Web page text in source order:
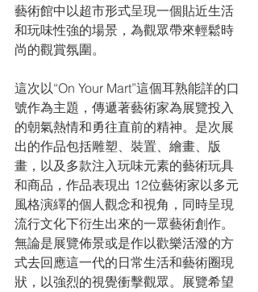
藝術館中以超市形式呈現一個貼近生活
和玩味性強的場景，為觀眾帶來輕鬆時
尚的觀賞氛圍。
這次以“On Your Mart”這個耳熟能詳的口
號作為主題，傳遞著藝術家為展覽投入
的朝氣熱情和勇往直前的精神。是次展
出的作品包括雕塑、裝置、繪畫、版
畫，以及多款注入玩味元素的藝術玩具
和商品，作品表現出 12位藝術家以多元
風格演繹的個人觀念和視角，同時呈現
流行文化下衍生出來的一眾藝術創作。
無論是展覽佈景或是作以歡樂活潑的方
式去回應這一代的日常生活和藝術圈現
狀，以強烈的視覺衝擊觀眾。展覽希望